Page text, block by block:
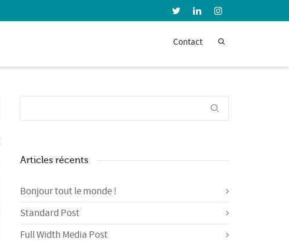
Contact
Articles récents
Bonjour tout le monde !
Standard Post
Full Width Media Post